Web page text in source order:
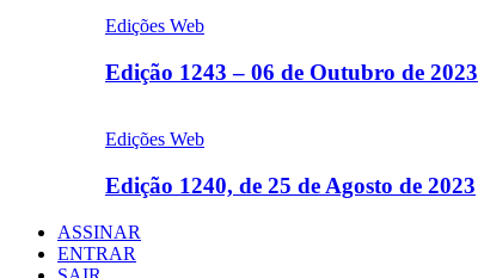
Edições Web
Edição 1243 – 06 de Outubro de 2023
Edições Web
Edição 1240, de 25 de Agosto de 2023
ASSINAR
ENTRAR